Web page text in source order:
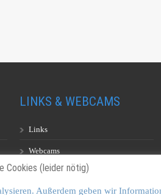
LINKS & WEBCAMS
Links
Webcams
Cookies (leider nötig)
Außerdem geben wir